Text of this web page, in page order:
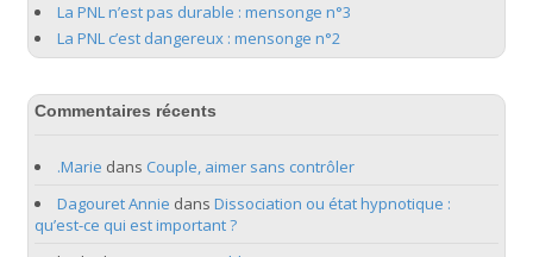
La PNL n’est pas durable : mensonge n°3
La PNL c’est dangereux : mensonge n°2
Commentaires récents
.Marie dans Couple, aimer sans contrôler
Dagouret Annie dans Dissociation ou état hypnotique :
qu’est-ce qui est important ?